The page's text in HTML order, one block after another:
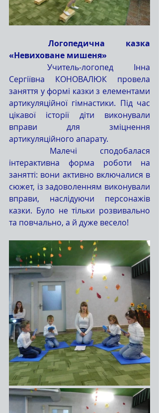
«Невиховане мишеня»
Сергіївна КОНОВАЛЮК провела
заняття у формі казки з елементами
артикуляційної гімнастики. Під час
цікавої історії діти виконували
вправи для зміцнення
артикуляційного апарату.
інтерактивна форма роботи на
занятті: вони активно включалися в
сюжет, із задоволенням виконували
вправи, наслідуючи персонажів
казки. Було не тільки розвивально
та повчально, а й дуже весело!